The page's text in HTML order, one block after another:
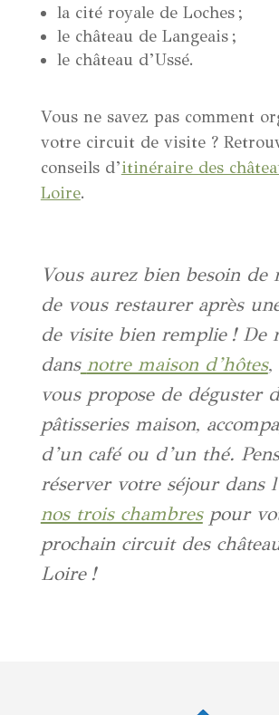
la cité royale de Loches ;
le château de Langeais ;
le château d’Ussé.
Vous ne savez pas comment
votre circuit de visite ?
conseils d’itinéraire des
Loire.
Vous aurez bien besoin de
de vous restaurer après
de visite bien remplie ! De
dans notre maison d’hôtes,
vous propose de déguster
pâtisseries maison,
d’un café ou d’un thé.
réserver votre séjour dans
nos trois chambrespour
prochain circuit des
Loire !